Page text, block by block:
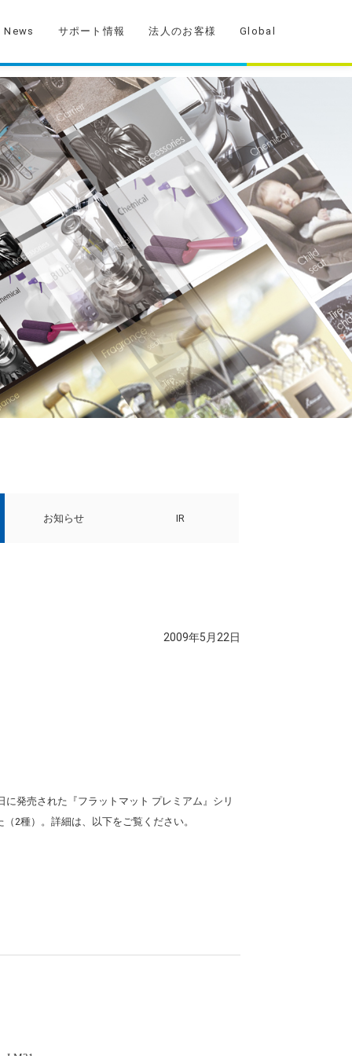
News サポート情報 法人のお客様 Global
お知らせ IR
2009年5月22日
発売された『フラットマット プレミアム』シリ
2種）。詳細は、以下をご覧ください。